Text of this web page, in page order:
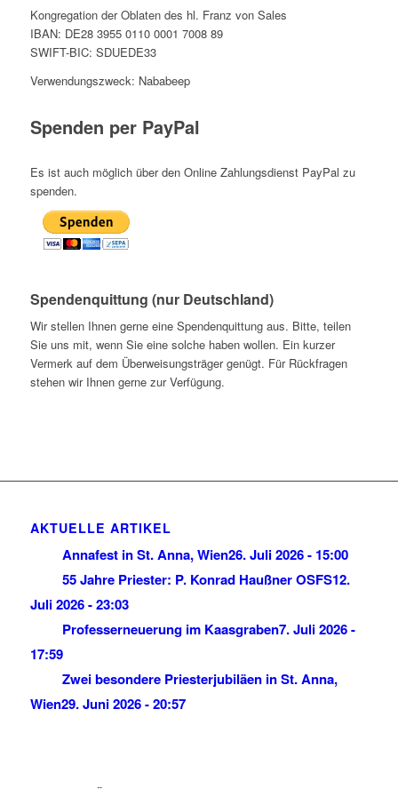
Kongregation der Oblaten des hl. Franz von Sales
IBAN: DE28 3955 0110 0001 7008 89
SWIFT-BIC: SDUEDE33
Verwendungszweck: Nababeep
Spenden per PayPal
Es ist auch möglich über den Online Zahlungsdienst PayPal zu
spenden.
Spendenquittung (nur Deutschland)
Wir stellen Ihnen gerne eine Spendenquittung aus. Bitte, teilen
Sie uns mit, wenn Sie eine solche haben wollen. Ein kurzer
Vermerk auf dem Überweisungsträger genügt. Für Rückfragen
stehen wir Ihnen gerne zur Verfügung.
AKTUELLE ARTIKEL
Annafest in St. Anna, Wien26. Juli 2026 - 15:00
55 Jahre Priester: P. Konrad Haußner OSFS12.
Juli 2026 - 23:03
Professerneuerung im Kaasgraben7. Juli 2026 -
17:59
Zwei besondere Priesterjubiläen in St. Anna,
Wien29. Juni 2026 - 20:57